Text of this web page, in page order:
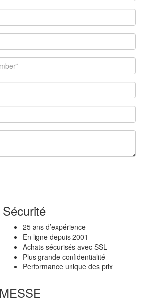
Sécurité
25 ans d’expérience
En ligne depuis 2001
Achats sécurisés avec SSL
Plus grande confidentialité
Performance unique des prix